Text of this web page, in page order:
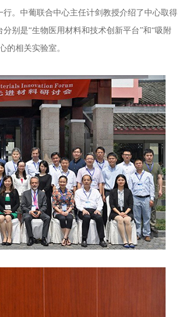
。中葡联合中心主任计剑教授介绍了中心取得
别是“生物医用材料和技术创新平台”和“吸附
的相关实验室。